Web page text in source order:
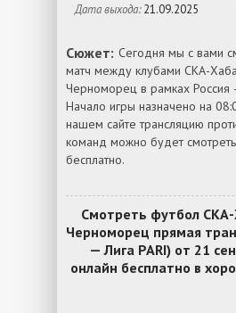
Дата выхода:21.09.2025
Сюжет: Сегодня мы с вами
матч между клубами СКА-
Черноморец в рамках Россия
Начало игры назначено на
нашем сайте трансляцию
команд можно будет
бесплатно.
Смотреть футбол
Черноморец прямая
— Лига PARI) от 21
онлайн бесплатно в